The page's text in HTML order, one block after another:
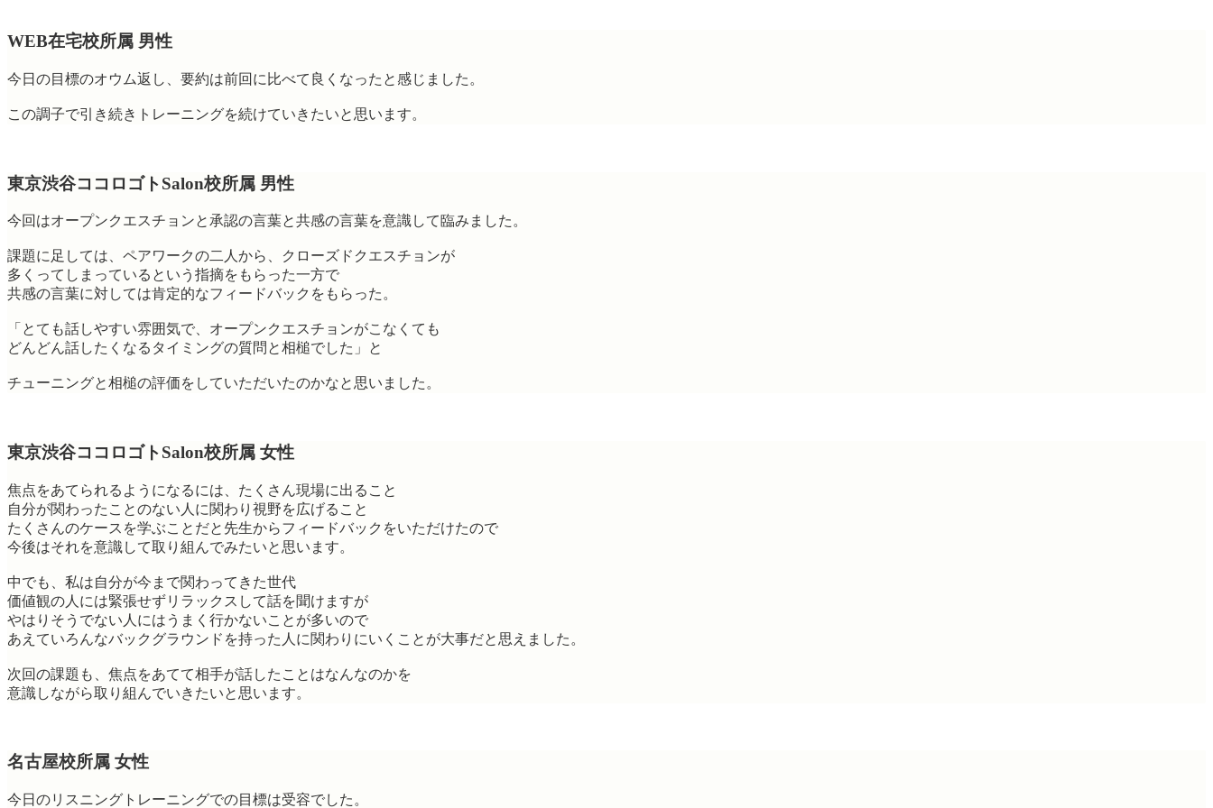
WEB在宅校所属 男性
今日の目標のオウム返し、要約は前回に比べて良くなったと感じました。
この調子で引き続きトレーニングを続けていきたいと思います。
東京渋谷ココロゴトSalon校所属 男性
今回はオープンクエスチョンと承認の言葉と共感の言葉を意識して臨みました。
課題に足しては、ペアワークの二人から、クローズドクエスチョンが
多くってしまっているという指摘をもらった一方で
共感の言葉に対しては肯定的なフィードバックをもらった。
「とても話しやすい雰囲気で、オープンクエスチョンがこなくても
どんどん話したくなるタイミングの質問と相槌でした」と
チューニングと相槌の評価をしていただいたのかなと思いました。
東京渋谷ココロゴトSalon校所属 女性
焦点をあてられるようになるには、たくさん現場に出ること
自分が関わったことのない人に関わり視野を広げること
たくさんのケースを学ぶことだと先生からフィードバックをいただけたので
今後はそれを意識して取り組んでみたいと思います。
中でも、私は自分が今まで関わってきた世代
価値観の人には緊張せずリラックスして話を聞けますが
やはりそうでない人にはうまく行かないことが多いので
あえていろんなバックグラウンドを持った人に関わりにいくことが大事だと思えました。
次回の課題も、焦点をあてて相手が話したことはなんなのかを
意識しながら取り組んでいきたいと思います。
名古屋校所属 女性
今日のリスニングトレーニングでの目標は受容でした。